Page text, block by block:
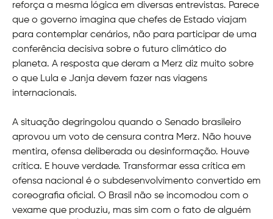
reforça a mesma lógica em diversas entrevistas. Parece
que o governo imagina que chefes de Estado viajam
para contemplar cenários, não para participar de uma
conferência decisiva sobre o futuro climático do
planeta. A resposta que deram a Merz diz muito sobre
o que Lula e Janja devem fazer nas viagens
internacionais.
A situação degringolou quando o Senado brasileiro
aprovou um voto de censura contra Merz. Não houve
mentira, ofensa deliberada ou desinformação. Houve
crítica. E houve verdade. Transformar essa crítica em
ofensa nacional é o subdesenvolvimento convertido em
coreografia oficial. O Brasil não se incomodou com o
vexame que produziu, mas sim com o fato de alguém